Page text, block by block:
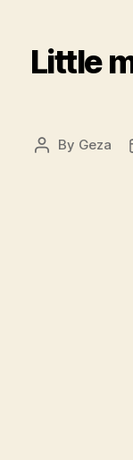
Little
Post
By Geza